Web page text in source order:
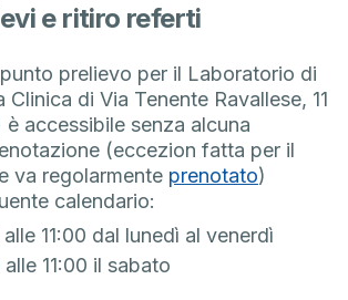
e ritiro referti
prelievo per il Laboratorio di
Clinica di Via Tenente Ravallese, 11
accessibile senza alcuna
(eccezion fatta per il
va regolarmente prenotato)
calendario:
11:00 dal lunedì al venerdì
11:00 il sabato